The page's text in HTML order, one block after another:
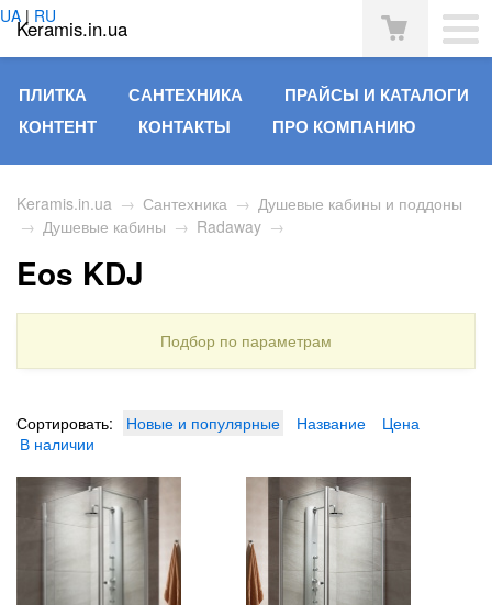
Keramis.in.ua
UA | RU
ПЛИТКА САНТЕХНИКА
ПРАЙСЫ И КАТАЛОГИ
КОНТЕНТ
КОНТАКТЫ ПРО КОМПАНИЮ
Keramis.in.ua → Сантехника → Душевые кабины и поддоны
→ Душевые кабины → Radaway →
Eos KDJ
Подбор по параметрам
Сортировать: Новые и популярные Название
Цена
В наличии